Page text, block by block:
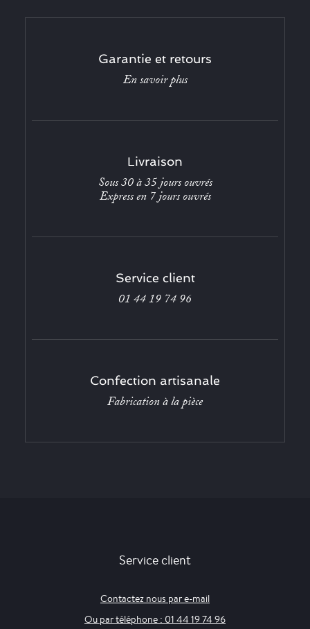
Garantie et retours
En savoir plus
Livraison
Sous 30 à 35 jours ouvrés
Express en 7 jours ouvrés
Service client
01 44 19 74 96
Confection artisanale
Fabrication à la pièce
Service client
Contactez nous par e-mail
Ou par téléphone : 01 44 19 74 96